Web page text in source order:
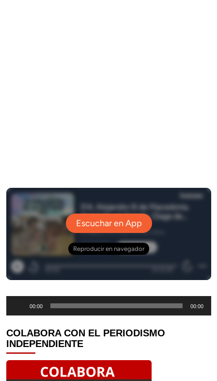
Reproductor
de
audio
00:00 00:00
COLABORA CON EL PERIODISMO
INDEPENDIENTE